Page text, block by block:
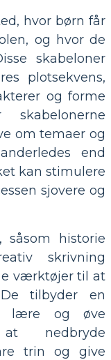
hvor børn får
og hvor de
skabeloner
plotsekvens,
og forme
om temaer og
end
kan stimulere
sjovere og
såsom historie
skrivning
værktøjer til at
tilbyder en
lære og øve
nedbryde
trin og give